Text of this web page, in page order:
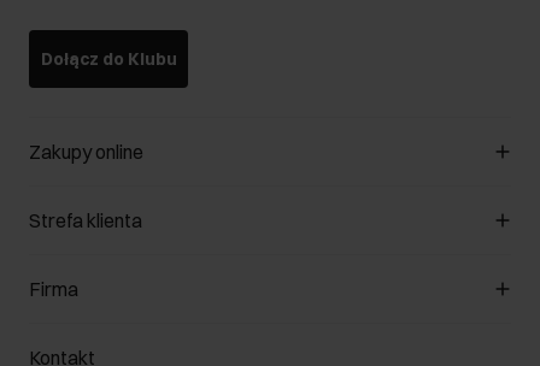
Dołącz do Klubu
Zakupy online
Zarządzaj cookies
Formy płatności
Jak dokonać zwrotu?
Strefa klienta
Klub Klienta
Firma
O nas
Kontakt